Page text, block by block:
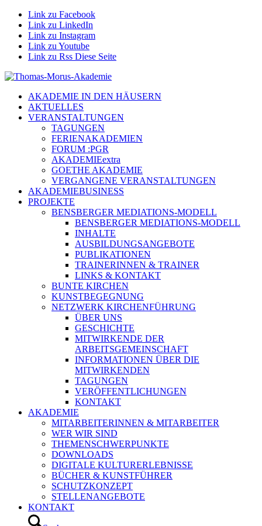
Link zu Facebook
Link zu LinkedIn
Link zu Instagram
Link zu Youtube
Link zu Rss Diese Seite
AKADEMIE IN DEN HÄUSERN
AKTUELLES
VERANSTALTUNGEN
TAGUNGEN
FERIENAKADEMIEN
FORUM :PGR
AKADEMIEextra
GOETHE AKADEMIE
VERGANGENE VERANSTALTUNGEN
AKADEMIEBUSINESS
PROJEKTE
BENSBERGER MEDIATIONS-MODELL
BENSBERGER MEDIATIONS-MODELL
INHALTE
AUSBILDUNGSANGEBOTE
PUBLIKATIONEN
TRAINERINNEN & TRAINER
LINKS & KONTAKT
BUNTE KIRCHEN
KUNSTBEGEGNUNG
NETZWERK KIRCHENFÜHRUNG
ÜBER UNS
GESCHICHTE
MITWIRKENDE DER
ARBEITSGEMEINSCHAFT
INFORMATIONEN ÜBER DIE
MITWIRKENDEN
TAGUNGEN
VERÖFFENTLICHUNGEN
KONTAKT
AKADEMIE
MITARBEITERINNEN & MITARBEITER
WER WIR SIND
THEMENSCHWERPUNKTE
DOWNLOADS
DIGITALE KULTURERLEBNISSE
BÜCHER & KUNSTFÜHRER
SCHUTZKONZEPT
STELLENANGEBOTE
KONTAKT